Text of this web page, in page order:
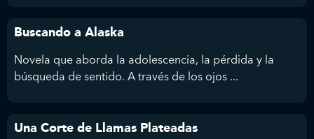
Buscando a Alaska
Novela que aborda la adolescencia, la pérdida y la
búsqueda de sentido. A través de los ojos ...
Una Corte de Llamas Plateadas